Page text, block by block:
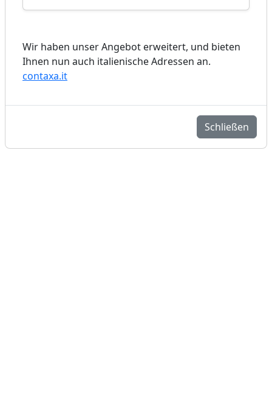
Wir haben unser Angebot erweitert, und bieten
Ihnen nun auch italienische Adressen an.
contaxa.it
Schließen